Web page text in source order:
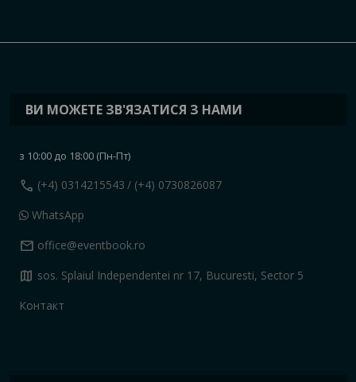
ВИ МОЖЕТЕ ЗВ'ЯЗАТИСЯ З НАМИ
з 10:00 до 18:00 (Пн-Пт)
call (+4) 0314215543 / (+4) 0730826087
WhatsApp
mail office@eventbook.ro
map sos. Splaiul Independentei nr 17, Bucuresti, Sector 5
Контакт